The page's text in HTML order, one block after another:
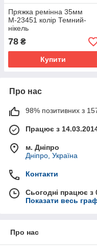
Пряжка ремінна 35мм
М-23451 колір Темний-
нікель
78 ₴
Купити
Про нас
98% позитивних з
Працює з
м. Дніпро
Дніпро, Україна
Контакти
Сьогодні працює з
Показати весь
Про нас